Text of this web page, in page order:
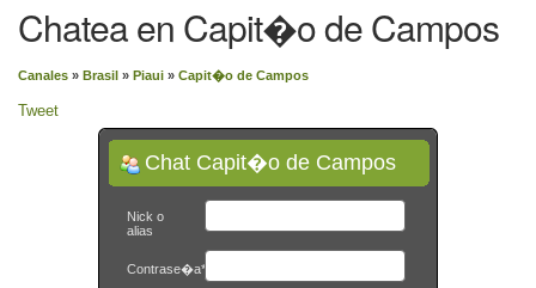
Chatea en Capit�o de Campos
Canales » Brasil » Piaui » Capit�o de Campos
Tweet
Chat Capit�o de Campos
Nick o
alias
Contrase�a*